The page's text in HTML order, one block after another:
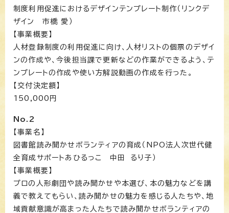
制度利用促進におけるデザインテンプレート制作（リンクデ
ザイン 市橋 愛）
【事業概要】
人材登録制度の利用促進に向け、人材リストの個票のデザイ
ンの作成や、今後担当課で更新などの作業ができるよう、テ
ンプレートの作成や使い方解説動画の作成を行った。
【交付決定額】
150,000円
No.2
【事業名】
図書館読み聞かせボランティアの育成（NPO法人次世代健
全育成サポートあひるっこ 中田 るり子）
【事業概要】
プロの人形劇団や読み聞かせや本選び、本の魅力などを講
義で教えてもらい、読み聞かせの魅力を感じる人たちや、地
域貢献意識が高まった人たちで読み聞かせボランティアの